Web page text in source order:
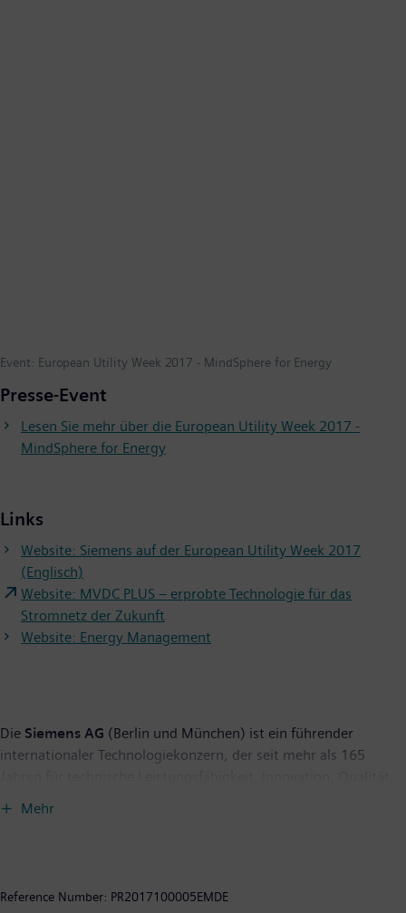
Event: European Utility Week 2017 - MindSphere for Energy
Presse-Event
Lesen Sie mehr über die European Utility Week 2017 -
MindSphere for Energy
Links
Website: Siemens auf der European Utility Week 2017
(Englisch)
Website: MVDC PLUS – erprobte Technologie für das
Stromnetz der Zukunft
Website: Energy Management
Die Siemens AG (Berlin und München) ist ein führender
internationaler Technologiekonzern, der seit mehr als 165
Technologien. Das Unternehmen ist einer der führenden
Mehr
Reference Number: PR2017100005EMDE